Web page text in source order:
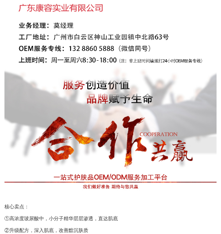
核心卖点：
①高浓度玻尿酸中，小分子精华层层渗透，直达肌底
②升级配方，深入肌底，改善黯沉肤质